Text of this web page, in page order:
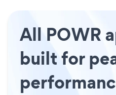
All POWR
built for